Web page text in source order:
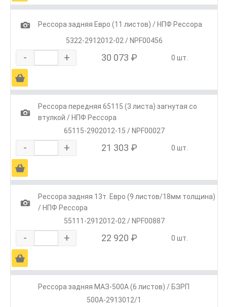
1
Рессора задняя Евро (11 листов) / НПФ Рессора
5322-2912012-02 / NPF00456
- + 30 073 ₽ 0 шт.
Ä
1
Рессора передняя 65115 (3 листа) загнутая со
втулкой / НПФ Рессора
65115-2902012-15 / NPF00027
- + 21 303 ₽ 0 шт.
Ä
1
Рессора задняя 13т. Евро (9 листов/18мм толщина)
/ НПФ Рессора
55111-2912012-02 / NPF00887
- + 22 920 ₽ 0 шт.
Ä
Рессора задняя МАЗ-500А (6 листов) / БЗРП
500А-2913012/1